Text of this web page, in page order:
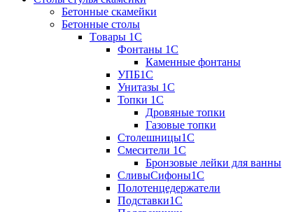
Бетонные скамейки
Бетонные столы
Tовары 1C
Фонтаны 1C
Каменные фонтаны
УПБ1С
Унитазы 1С
Топки 1С
Дровяные топки
Газовые топки
Столешницы1С
Смесители 1С
Бронзовые лейки для ванны
СливыСифоны1С
Полотенцедержатели
Подставки1С